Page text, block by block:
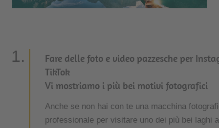
Fare delle foto e video pazzesche per Instagram e
TikTok
Vi mostriamo i più bei motivi fotografici
Anche se non hai con te una macchina
professionale per visitare uno dei più bei laghi